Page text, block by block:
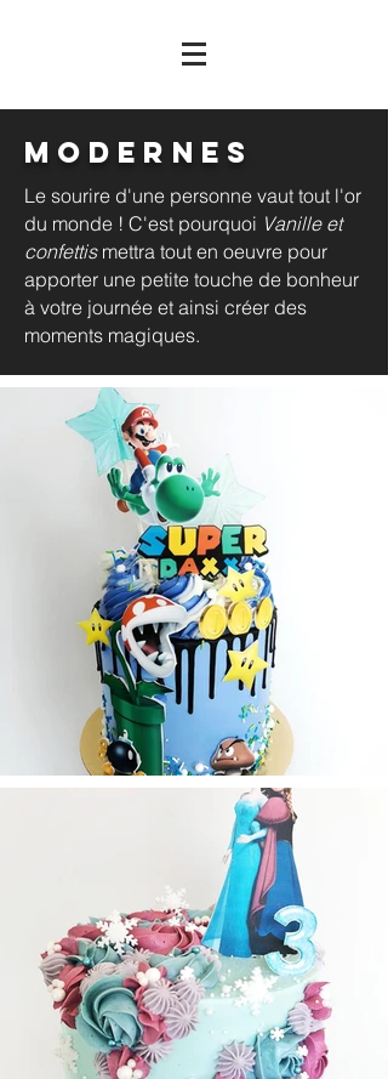
MOdernes
Le sourire d'une personne vaut tout l'or
du monde ! C'est pourquoi Vanille et
confettismettra tout en oeuvre pour
apporter une petite touche de bonheur
à votre journée et ainsi créer des
moments magiques.